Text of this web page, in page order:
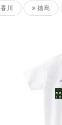
香川 徳島